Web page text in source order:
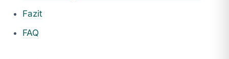
Fazit
FAQ